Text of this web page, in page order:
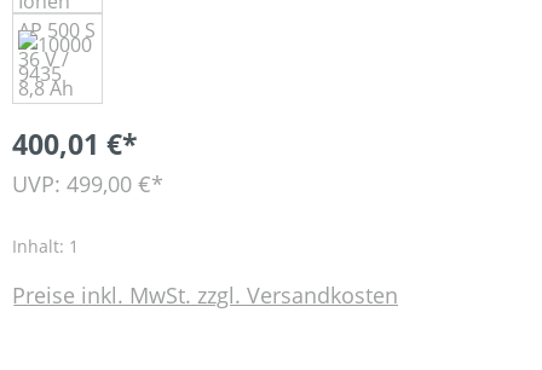
400,01 €*
UVP: 499,00 €*
Inhalt: 1
Preise inkl. MwSt. zzgl. Versandkosten